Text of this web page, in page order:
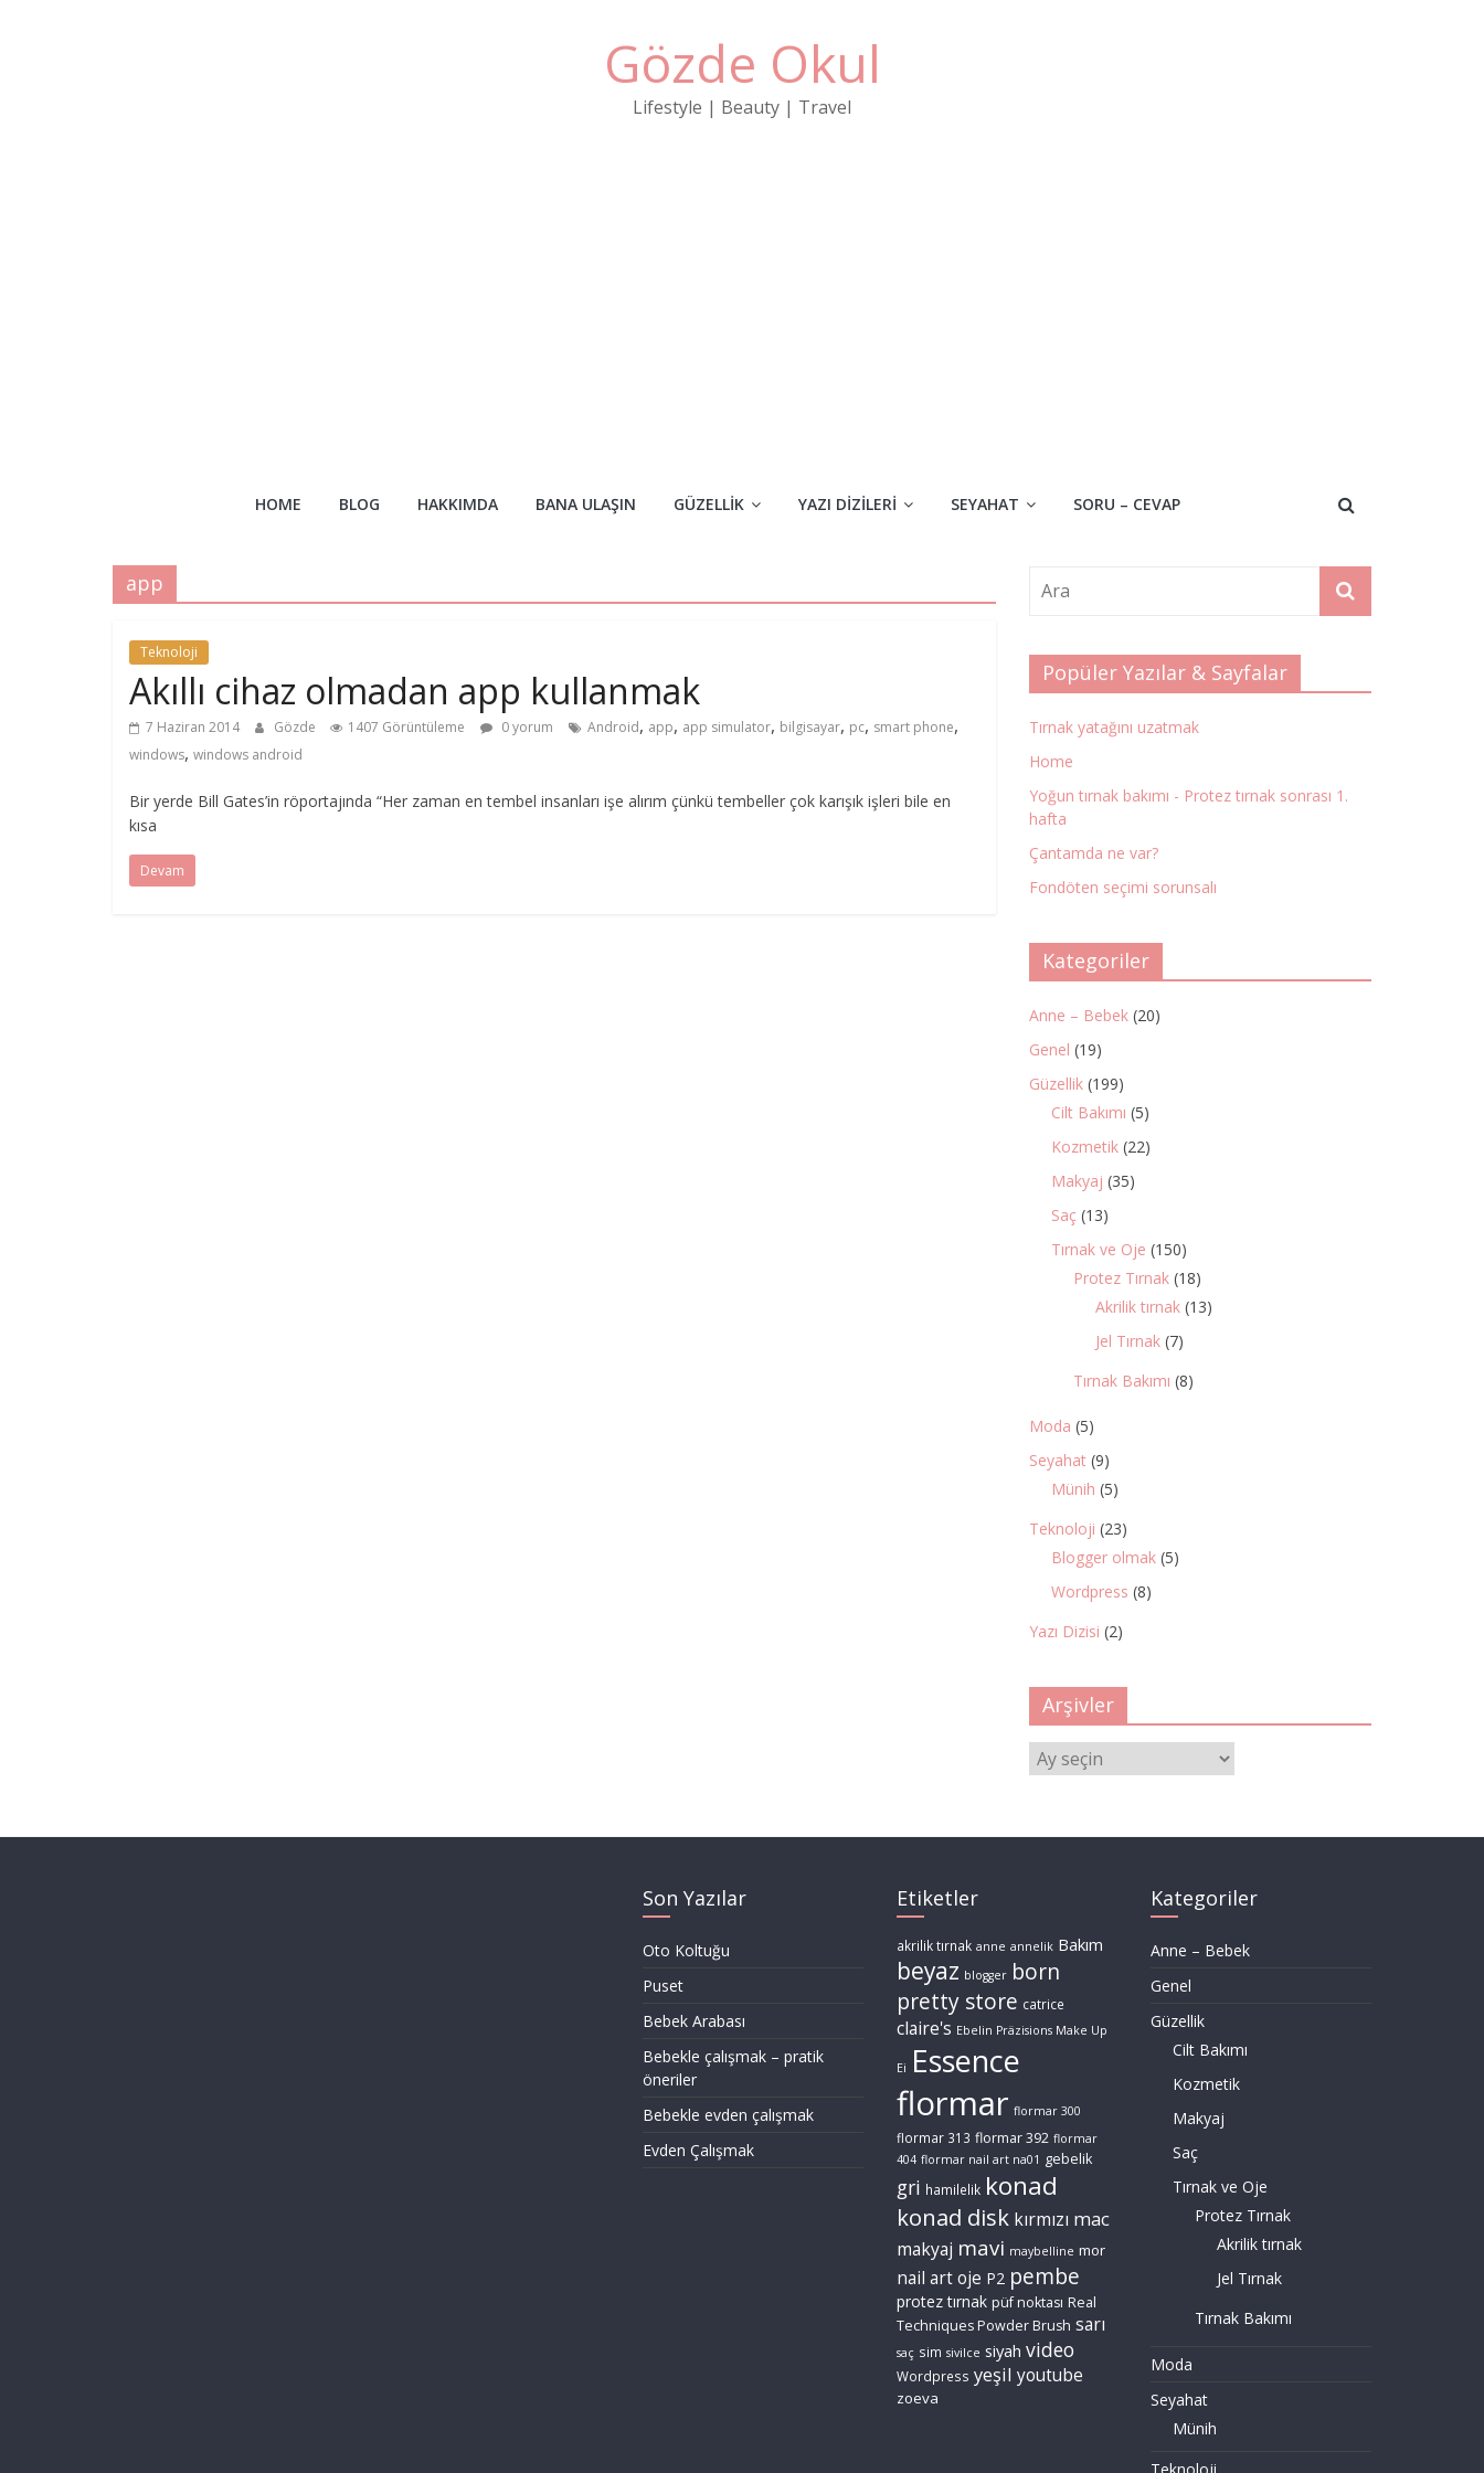
Gözde Okul
Lifestyle | Beauty | Travel
HOME BLOG HAKKIMDA BANA ULAŞIN GÜZELLIK YAZI DIZILERI SEYAHAT SORU – CEVAP
app
Teknoloji
Akıllı cihaz olmadan app kullanmak
7 Haziran 2014 Gözde 1407 Görüntüleme 0 yorum Android, app, app simulator, bilgisayar, pc, smart phone,
windows, windows android
Bir yerde Bill Gates’in röportajında “Her zaman en tembel insanları işe alırım çünkü tembeller çok karışık işleri bile en
kısa
Devam
Popüler Yazılar & Sayfalar
Tırnak yatağını uzatmak
Home
Yoğun tırnak bakımı - Protez tırnak sonrası 1.
hafta
Çantamda ne var?
Fondöten seçimi sorunsalı
Kategoriler
Anne – Bebek (20)
Genel (19)
Güzellik (199)
Cilt Bakımı (5)
Kozmetik (22)
Makyaj (35)
Saç (13)
Tırnak ve Oje (150)
Protez Tırnak (18)
Akrilik tırnak (13)
Jel Tırnak (7)
Tırnak Bakımı (8)
Moda (5)
Seyahat (9)
Münih (5)
Teknoloji (23)
Blogger olmak (5)
Wordpress (8)
Yazı Dizisi (2)
Arşivler
Arşivler
Son Yazılar
Oto Koltuğu
Puset
Bebek Arabası
Bebekle çalışmak – pratik
öneriler
Bebekle evden çalışmak
Evden Çalışmak
Etiketler
akrilik tırnak anne annelik Bakım
beyaz blogger born
pretty store catrice
claire's Ebelin Präzisions Make Up
Ei Essence
flormar flormar 300
flormar 313 flormar 392 flormar
404 flormar nail art na01 gebelik
gri hamilelik konad
konad disk kırmızı mac
makyaj mavi maybelline mor
nail artoje P2 pembe
protez tırnak püf noktası Real
Techniques Powder Brush sarı
saç sim sivilce siyah video
Wordpress yeşil youtube
zoeva
Kategoriler
Anne – Bebek
Genel
Güzellik
Cilt Bakımı
Kozmetik
Makyaj
Saç
Tırnak ve Oje
Protez Tırnak
Akrilik tırnak
Jel Tırnak
Tırnak Bakımı
Moda
Seyahat
Münih